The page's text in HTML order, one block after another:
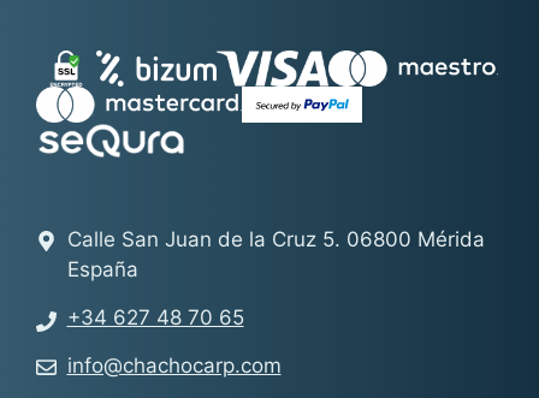
Calle San Juan de la Cruz 5. 06800 Mérida
España
+34 627 48 70 65
info@chachocarp.com